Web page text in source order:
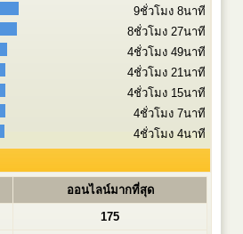
9ชั่วโมง 8นาที
8ชั่วโมง 27นาที
4ชั่วโมง 49นาที
4ชั่วโมง 21นาที
4ชั่วโมง 15นาที
4ชั่วโมง 7นาที
4ชั่วโมง 4นาที
ออนไลน์มากที่สุด
175